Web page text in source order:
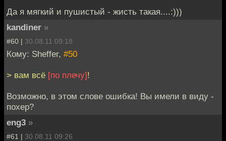
Да я мягкий и пушистый - жисть такая....:)))
kandiner »
#60 | 30.08.11 09:18
Кому: Sheffer, #50
> вам всё [по плечу]!
Возможно, в этом слове ошибка! Вы имели в виду -
похер?
eng3 »
#61 | 30.08.11 09:26